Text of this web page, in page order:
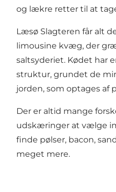
og lækre retter til at
Læsø Slagteren får alt
limousine kvæg, der
saltsyderiet. Kødet har
struktur, grundet de
jorden, som optages af
Der er altid mange
udskæringer at vælge
finde pølser, bacon,
meget mere.